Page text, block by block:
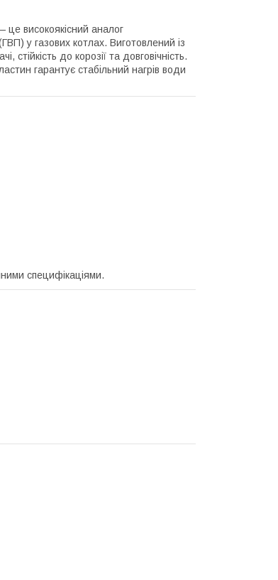
високоякісний аналог
у газових котлах. Виготовлений із
до корозії та довговічність.
гарантує стабільний нагрів води
специфікаціями.